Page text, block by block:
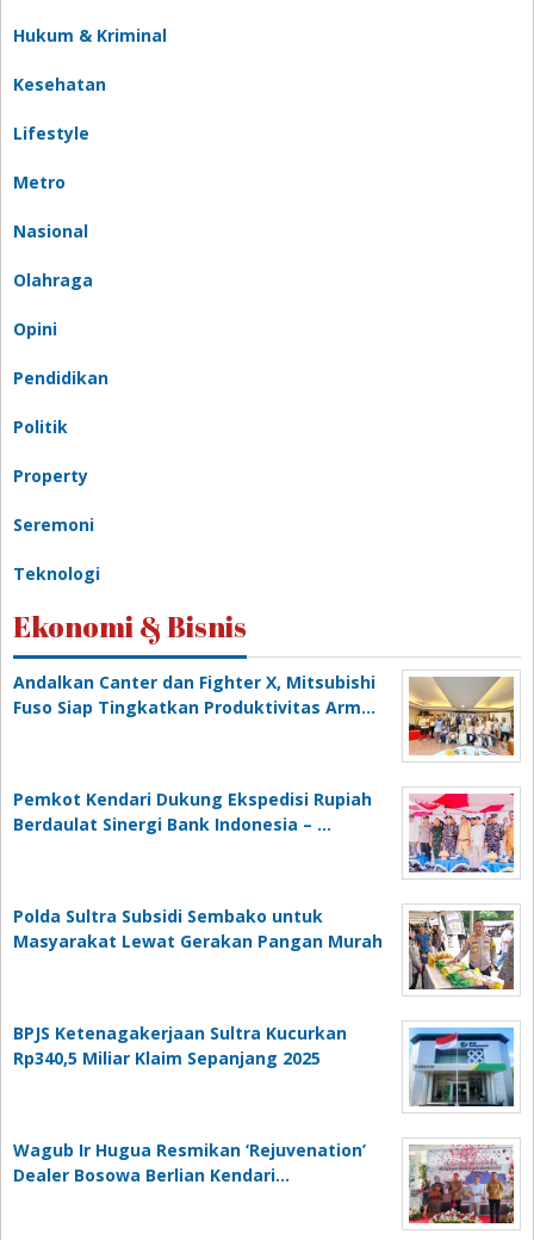
Hukum & Kriminal
Kesehatan
Lifestyle
Metro
Nasional
Olahraga
Opini
Pendidikan
Politik
Property
Seremoni
Teknologi
Ekonomi & Bisnis
Andalkan Canter dan Fighter X, Mitsubishi
Fuso Siap Tingkatkan Produktivitas Arm…
Pemkot Kendari Dukung Ekspedisi Rupiah
Berdaulat Sinergi Bank Indonesia – …
Polda Sultra Subsidi Sembako untuk
Masyarakat Lewat Gerakan Pangan Murah
BPJS Ketenagakerjaan Sultra Kucurkan
Rp340,5 Miliar Klaim Sepanjang 2025
Wagub Ir Hugua Resmikan ‘Rejuvenation’
Dealer Bosowa Berlian Kendari…